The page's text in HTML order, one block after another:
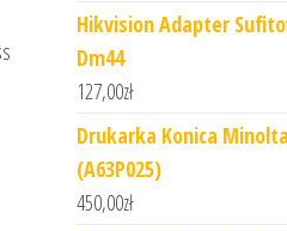
Hikvision Adapter
Dm44
127,00zł
Drukarka Konica
(A63P025)
450,00zł